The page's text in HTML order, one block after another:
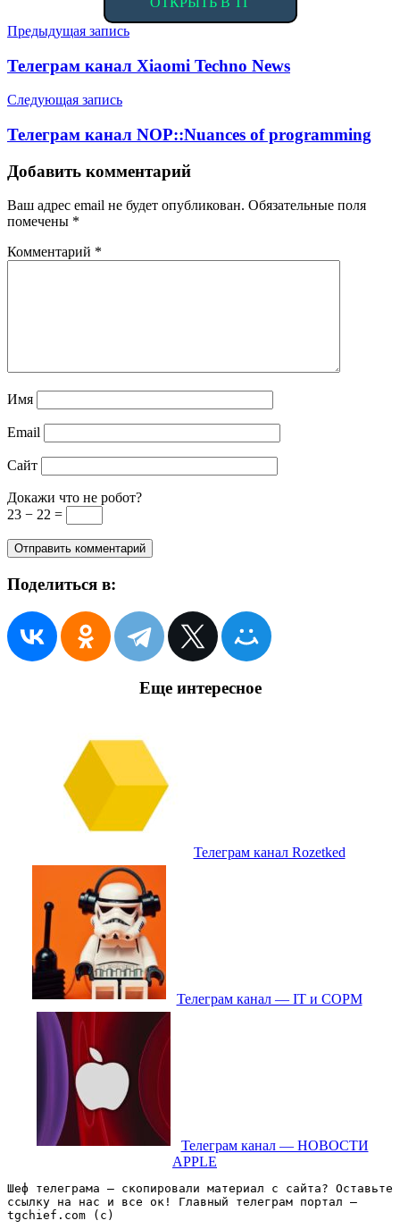
Навигация
по
записям
Предыдущая запись
Телеграм канал Xiaomi Techno News
Следующая запись
Телеграм канал NOP::Nuances of programming
Добавить комментарий
Ваш адрес email не будет опубликован. Обязательные поля
помечены *
Комментарий *
Имя
Email
Сайт
Докажи что не робот?
23 − 22 =
Поделиться в:
Еще интересное
Телеграм канал Rozetked
Телеграм канал — IT и СОРМ
Телеграм канал — НОВОСТИ
APPLE
Шеф телеграма – скопировали материал с сайта? Оставьте
ссылку на нас и все ок! Главный телеграм портал –